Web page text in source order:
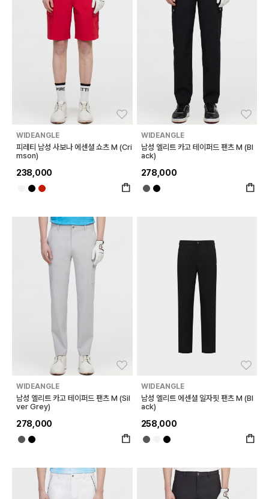
WIDEANGLE
피레티 남성 사보나 에센셜 쇼츠 M (Cri
mson)
238,000
WIDEANGLE
남성 엘리트 카고 테이퍼드 팬츠 M (Bl
ack)
278,000
WIDEANGLE
남성 엘리트 카고 테이퍼드 팬츠 M (Sil
ver Grey)
278,000
WIDEANGLE
남성 엘리트 에센셜 일자핏 팬츠 M (Bl
ack)
258,000